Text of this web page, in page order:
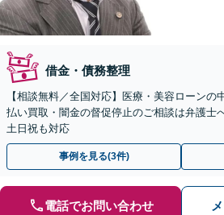
借金・債務整理
【相談無料／全国対応】医療・美容ローンの
払い買取・闇金の督促停止のご相談は弁護士
土日祝も対応
事例を見る(3件)
電話でお問い合わせ